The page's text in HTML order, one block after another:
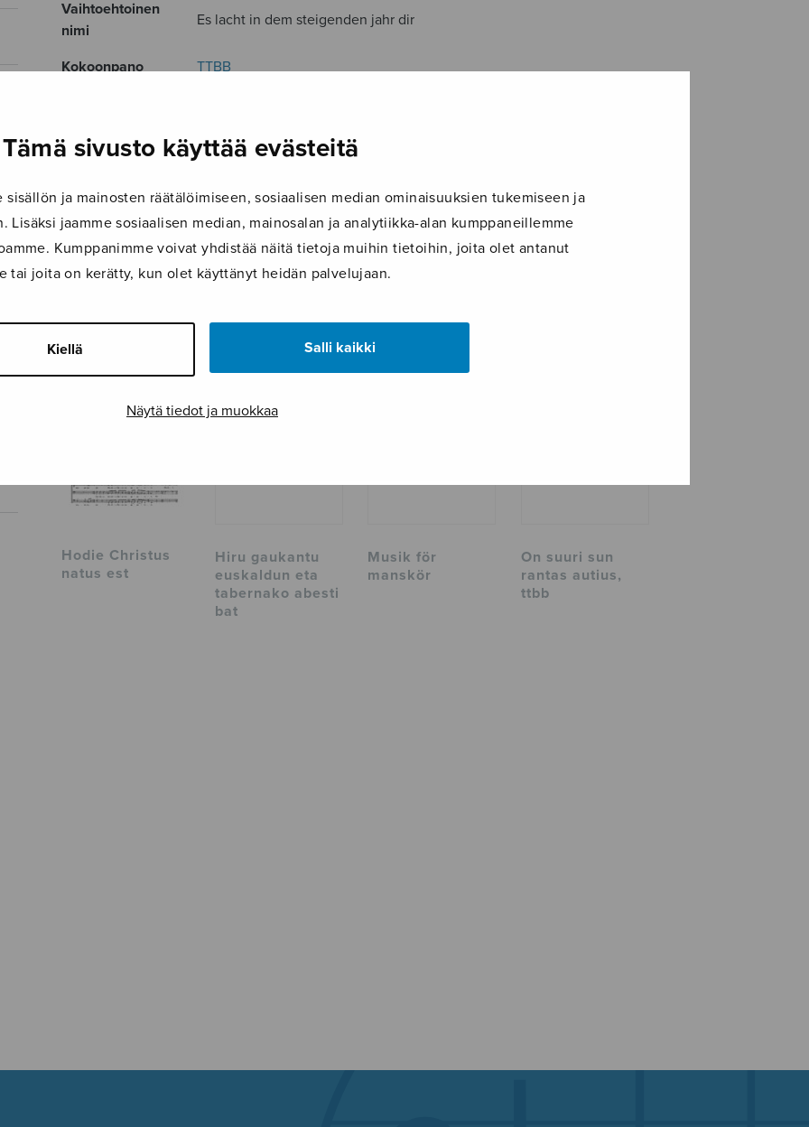
Tämä sivusto käyttää evästeitä
sisällön ja mainosten räätälöimiseen, sosiaalisen median ominaisuuksien tukemiseen ja
Lisäksi jaamme sosiaalisen median, mainosalan ja analytiikka-alan kumppaneillemme
Kumppanimme voivat yhdistää näitä tietoja muihin tietoihin, joita olet antanut
tai joita on kerätty, kun olet käyttänyt heidän palvelujaan.
Kiellä Salli kaikki
Näytä tiedot ja muokkaa
Vaihtoehtoinen
nimi
Es lacht in dem steigenden jahr dir
Kokoonpano
TTBB
Julkaisija
Ylioppilaskunnan Laulajat
Tuotetunnus
YL188
Sivumäärä
4
Hodie Christus
natus est
Hiru gaukantu
euskaldun eta
tabernako abesti
bat
Musik för
manskör
On suuri sun
rantas autius,
ttbb